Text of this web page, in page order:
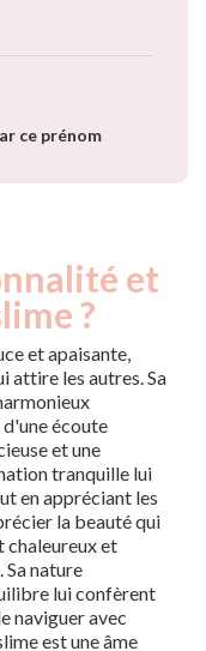
ce prénom
et
?
et apaisante,
attire les autres. Sa
écoute
et une
tranquille lui
en appréciant les
la beauté qui
chaleureux et
Sa nature
lui confèrent
naviguer avec
est une âme